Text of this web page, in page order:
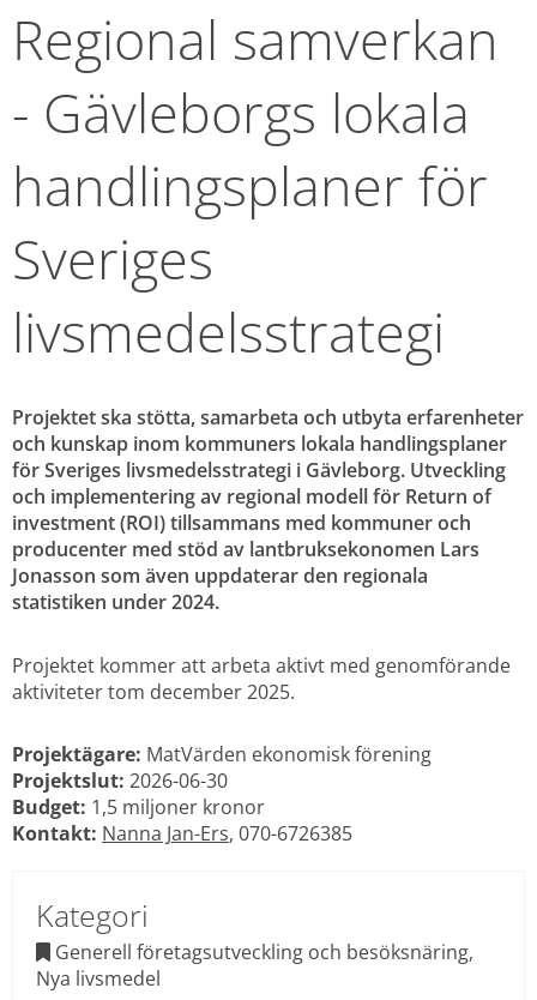
Regional samverkan
- Gävleborgs lokala
handlingsplaner för
Sveriges
livsmedelsstrategi
Projektet ska stötta, samarbeta och utbyta erfarenheter
och kunskap inom kommuners lokala handlingsplaner
för Sveriges livsmedelsstrategi i Gävleborg. Utveckling
och implementering av regional modell för Return of
investment (ROI) tillsammans med kommuner och
producenter med stöd av lantbruksekonomen Lars
Jonasson som även uppdaterar den regionala
statistiken under 2024.
Projektet kommer att arbeta aktivt med genomförande
aktiviteter tom december 2025.
Projektägare: MatVärden ekonomisk förening
Projektslut: 2026-06-30
Budget: 1,5 miljoner kronor
Kontakt: Nanna Jan-Ers, 070-6726385
Kategori
Generell företagsutveckling och besöksnäring,
Nya livsmedel